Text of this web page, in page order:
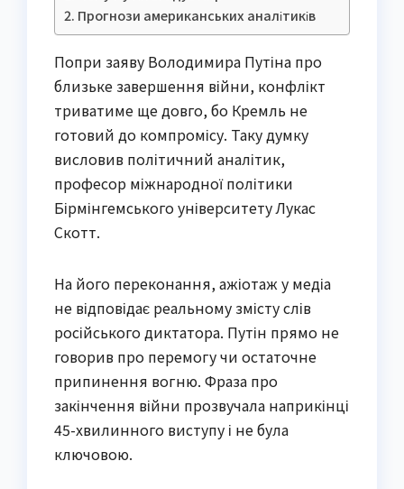
Прогнози американських аналітиків
Попри заяву Володимира Путіна про
близьке завершення війни, конфлікт
триватиме ще довго, бо Кремль не
готовий до компромісу. Таку думку
висловив політичний аналітик,
професор міжнародної політики
Бірмінгемського університету Лукас
Скотт.
На його переконання, ажіотаж у медіа
не відповідає реальному змісту слів
російського диктатора. Путін прямо не
говорив про перемогу чи остаточне
припинення вогню. Фраза про
закінчення війни прозвучала наприкінці
45-хвилинного виступу і не була
ключовою.